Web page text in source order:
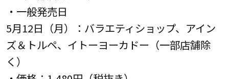
・一般発売日
5月12日（月）：バラエティショップ、アイン
ズ＆トルペ、イトーヨーカドー（一部店舗除
く）